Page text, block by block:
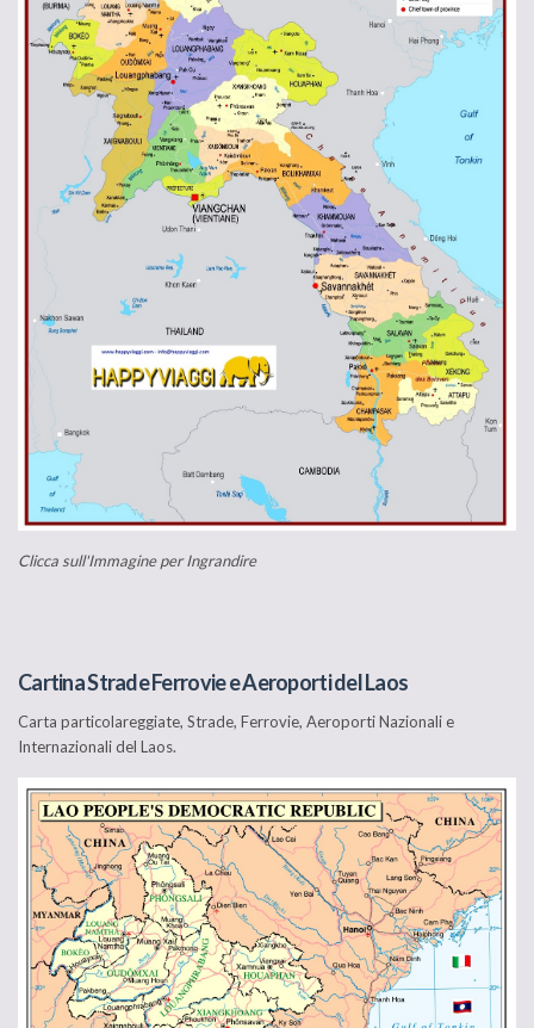
Clicca sull'Immagine per Ingrandire
Cartina Strade Ferrovie e Aeroporti del Laos
Carta particolareggiate, Strade, Ferrovie, Aeroporti Nazionali e
Internazionali del Laos.